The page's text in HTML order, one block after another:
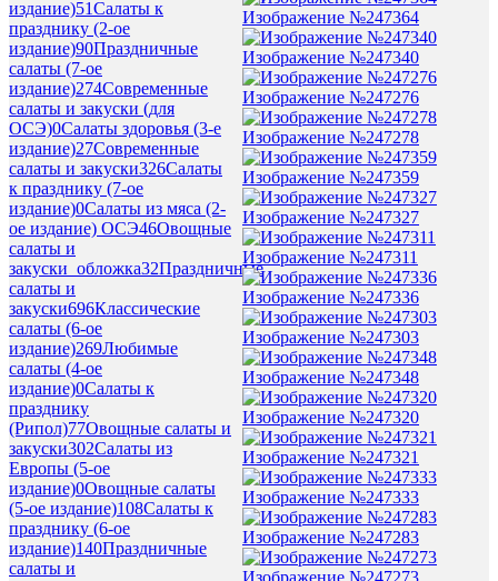
издание)51Салаты к
празднику (2-ое
издание)90Праздничные
салаты (7-ое
издание)274Современные
салаты и закуски (для
ОСЭ)0Салаты здоровья (3-е
издание)27Современные
салаты и закуски326Салаты
к празднику (7-ое
издание)0Салаты из мяса (2-
ое издание) ОСЭ46Овощные
салаты и
закуски_обложка32Праздничные
салаты и
закуски696Классические
салаты (6-ое
издание)269Любимые
салаты (4-ое
издание)0Салаты к
празднику
(Рипол)77Овощные салаты и
закуски302Салаты из
Европы (5-ое
издание)0Овощные салаты
(5-ое издание)108Салаты к
празднику (6-ое
издание)140Праздничные
салаты и
Изображение №247364
Изображение №247340
Изображение №247276
Изображение №247278
Изображение №247359
Изображение №247327
Изображение №247311
Изображение №247336
Изображение №247303
Изображение №247348
Изображение №247320
Изображение №247321
Изображение №247333
Изображение №247283
Изображение №247273